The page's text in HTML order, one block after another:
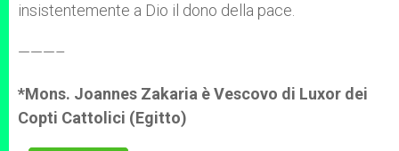
insistentemente a Dio il dono della pace.
———–
*Mons. Joannes Zakaria è Vescovo di Luxor dei
Copti Cattolici (Egitto)